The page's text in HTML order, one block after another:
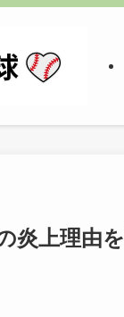
炎上理由